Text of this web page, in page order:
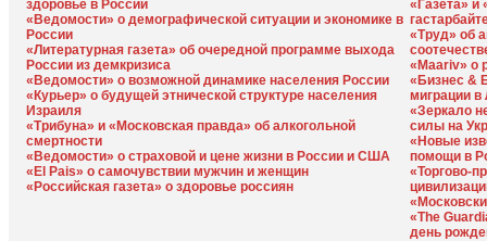
здоровье в России
«Ведомости» о демографической ситуации и экономике в
России
«Литературная газета» об очередной программе выхода
России из демкризиса
«Ведомости» о возможной динамике населения России
«Курьер» о будущей этнической структуре населения
Израиля
«Трибуна» и «Московская правда» об алкогольной
смертности
«Ведомости» о страховой и цене жизни в России и США
«El Pais» о самочувствии мужчин и женщин
«Российская газета» о здоровье россиян
«Газета» и
«Труд» об
«Maariv» о
«Бизнес &
миграции в
«Зеркало
силы на
«Новые
помощи в
«Торгово-
«The
день